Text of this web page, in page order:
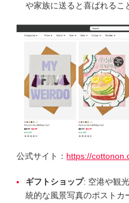
や家族に送ると喜ばれるこ
公式サイト： https://
ギフトショップ: 空港や観
統的な風景写真のポストカ